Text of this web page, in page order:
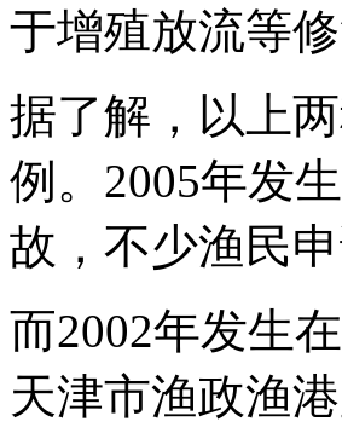
于增殖放流等
据了解，以上
例。2005年发
故，不少渔民
而2002年发生
天津市渔政渔